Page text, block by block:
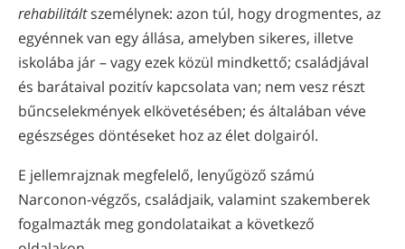
rehabilitáltszemélynek: azon túl, hogy drogmentes, az
egyénnek van egy állása, amelyben sikeres, illetve
iskolába jár – vagy ezek közül mindkettő; családjával
és barátaival pozitív kapcsolata van; nem vesz részt
bűncselekmények elkövetésében; és általában véve
egészséges döntéseket hoz az élet dolgairól.
E jellemrajznak megfelelő, lenyűgöző számú
Narconon-végzős, családjaik, valamint szakemberek
fogalmazták meg gondolataikat a következő